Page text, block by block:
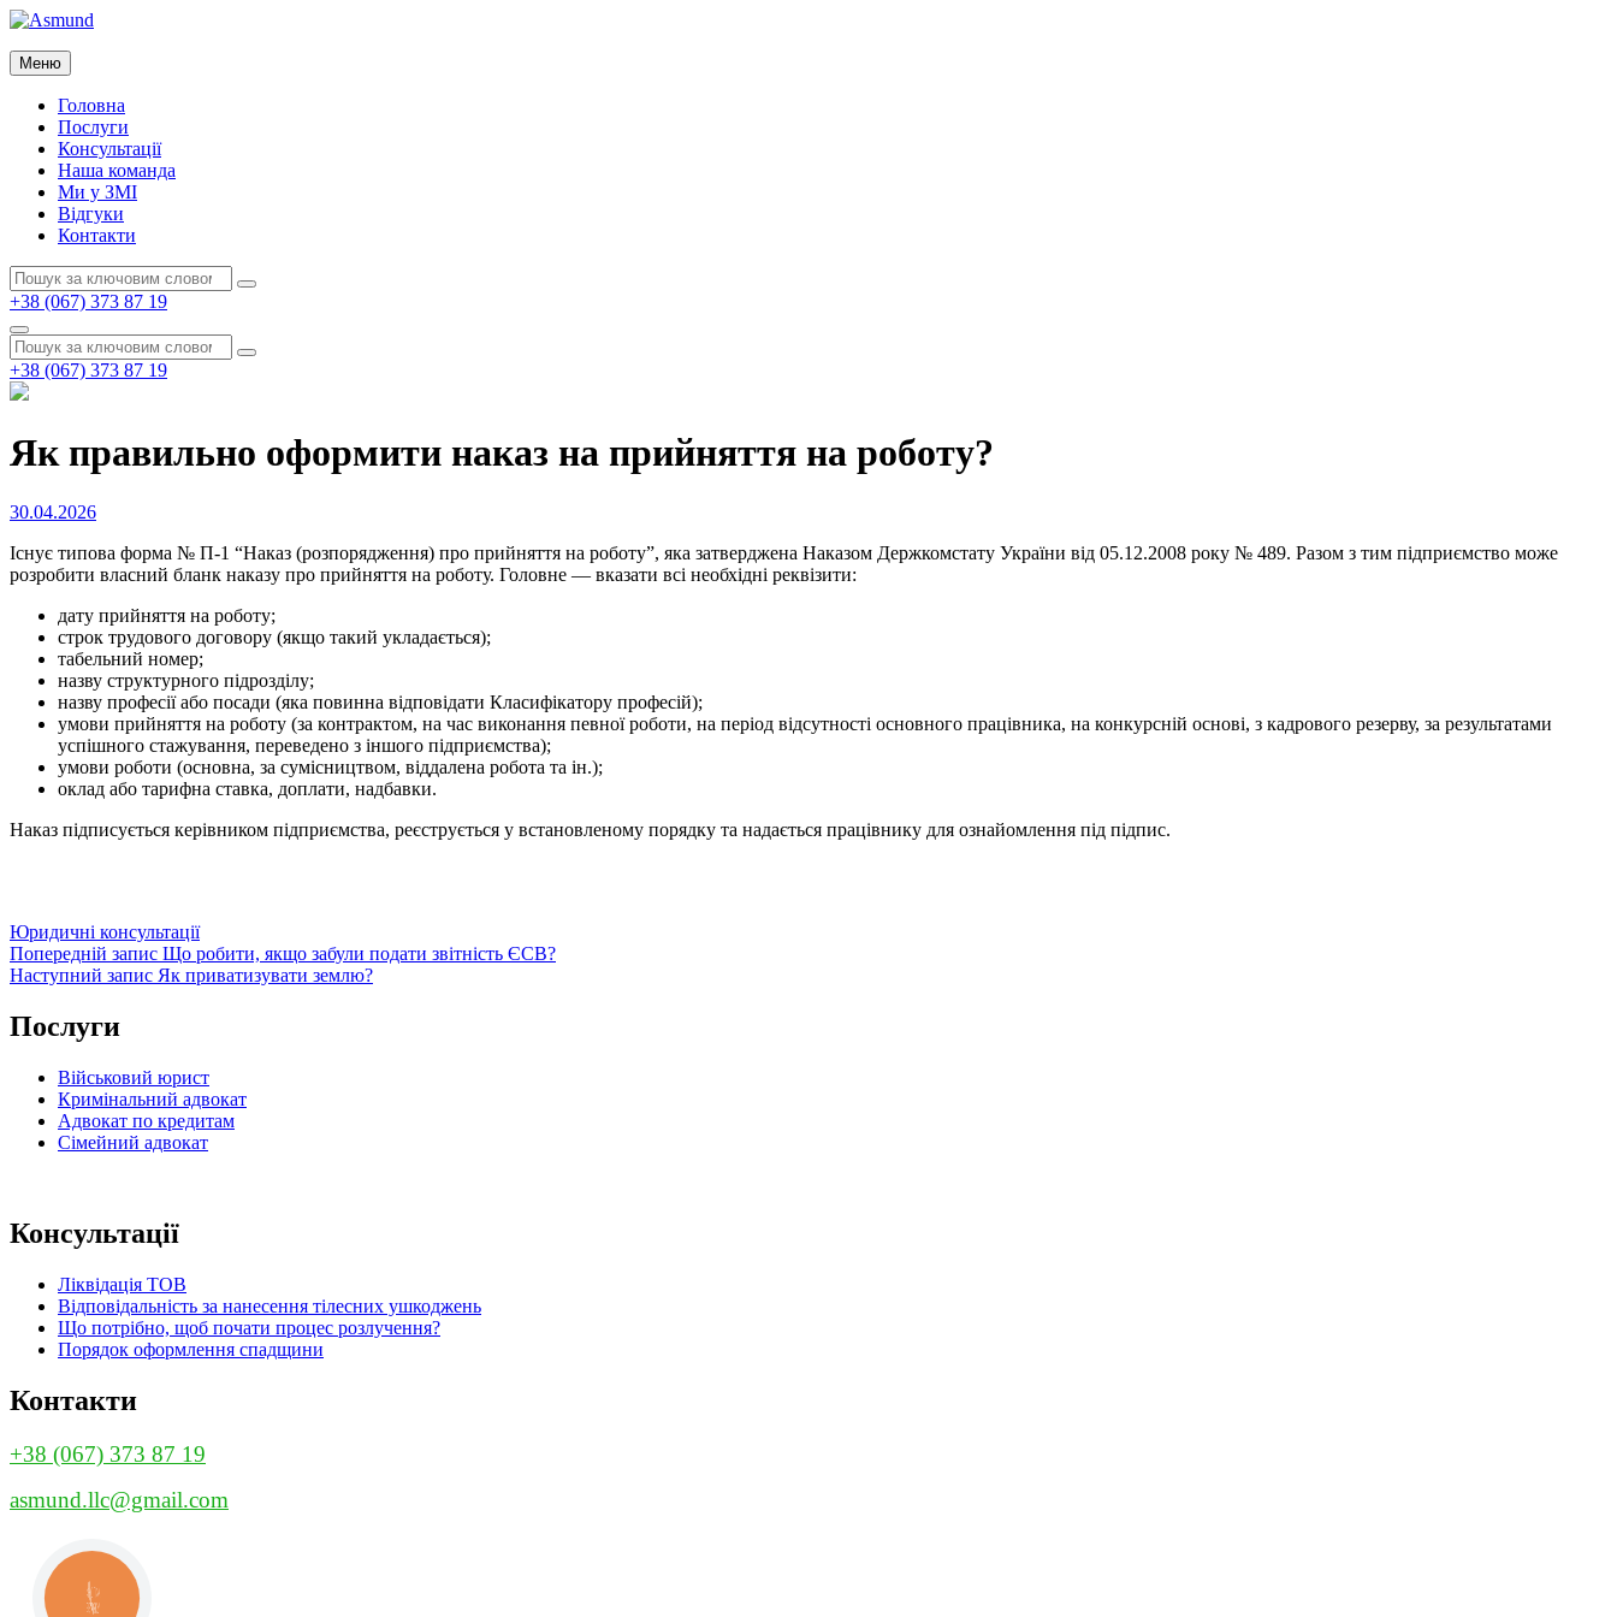
Перейти
вмісту
Asmund
Asmund
Меню
Головна
Послуги
Консультації
Наша команда
Ми у ЗМІ
Відгуки
Контакти
Пошук:
Пошук
+38 (067) 373 87 19
Пошук
Пошук:
Пошук
+38 (067) 373 87 19
Як правильно оформити наказ на прийняття на роботу?
Опубліковано
30.04.2026
Існує типова форма № П-1 “Наказ (розпорядження) про прийняття на роботу”, яка затверджена Наказом Держкомстату України від 05.12.2008 року № 489. Разом з тим підприємство може
розробити власний бланк наказу про прийняття на роботу. Головне ― вказати всі необхідні реквізити:
дату прийняття на роботу;
строк трудового договору (якщо такий укладається);
табельний номер;
назву структурного підрозділу;
назву професії або посади (яка повинна відповідати Класифікатору професій);
умови прийняття на роботу (за контрактом, на час виконання певної роботи, на період відсутності основного працівника, на конкурсній основі, з кадрового резерву, за результатами
успішного стажування, переведено з іншого підприємства);
умови роботи (основна, за сумісництвом, віддалена робота та ін.);
оклад або тарифна ставка, доплати, надбавки.
Наказ підписується керівником підприємства, реєструється у встановленому порядку та надається працівнику для ознайомлення під підпис.
Категорії
Юридичні консультації
Навігація
записів
Попередній
запис
Попередній запис Що робити, якщо забули подати звітність ЄСВ?
Наступний
Наступний запис Як приватизувати землю?
Послуги
Військовий юрист
Кримінальний адвокат
Адвокат по кредитам
Сімейний адвокат
Консультації
Ліквідація ТОВ
Відповідальність за нанесення тілесних ушкоджень
Що потрібно, щоб почати процес розлучення?
Порядок оформлення спадщини
Контакти
+38 (067) 373 87 19
asmund.llc@gmail.com
КНОПКА
ЗВ'ЯЗКУ